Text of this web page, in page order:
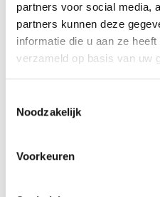
partners voor social media,
partners kunnen deze
informatie die u aan ze
verzameld op basis van uw
Noodzakelijk
Voorkeuren
Standplaats
Den Haag
Uren per week